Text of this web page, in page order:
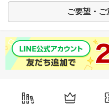
ご要望・ご